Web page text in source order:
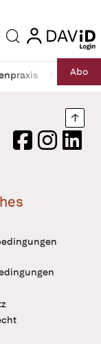
Suche login
RechtAbo
FacebookInstagram